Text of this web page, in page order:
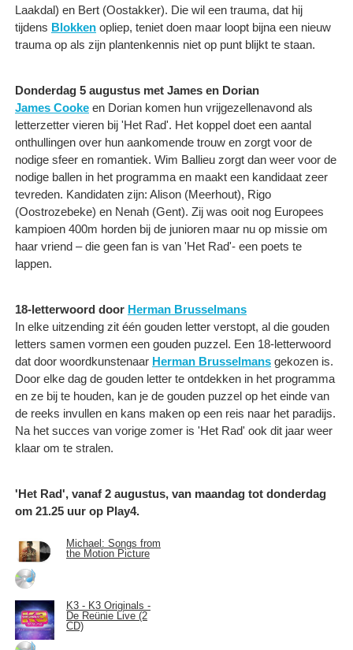
Laakdal) en Bert (Oostakker). Die wil een trauma, dat hij
tijdens Blokken opliep, teniet doen maar loopt bijna een nieuw
trauma op als zijn plantenkennis niet op punt blijkt te staan.
Donderdag 5 augustus met James en Dorian
James Cooke en Dorian komen hun vrijgezellenavond als
letterzetter vieren bij 'Het Rad'. Het koppel doet een aantal
onthullingen over hun aankomende trouw en zorgt voor de
nodige sfeer en romantiek. Wim Ballieu zorgt dan weer voor de
nodige ballen in het programma en maakt een kandidaat zeer
tevreden. Kandidaten zijn: Alison (Meerhout), Rigo
(Oostrozebeke) en Nenah (Gent). Zij was ooit nog Europees
kampioen 400m horden bij de junioren maar nu op missie om
haar vriend – die geen fan is van 'Het Rad'- een poets te
lappen.
18-letterwoord door Herman Brusselmans
In elke uitzending zit één gouden letter verstopt, al die gouden
letters samen vormen een gouden puzzel. Een 18-letterwoord
dat door woordkunstenaar Herman Brusselmans gekozen is.
Door elke dag de gouden letter te ontdekken in het programma
en ze bij te houden, kan je de gouden puzzel op het einde van
de reeks invullen en kans maken op een reis naar het paradijs.
Na het succes van vorige zomer is 'Het Rad' ook dit jaar weer
klaar om te stralen.
'Het Rad', vanaf 2 augustus, van maandag tot donderdag
om 21.25 uur op Play4.
Michael: Songs from
the Motion Picture
K3 - K3 Originals -
De Reünie Live (2
CD)